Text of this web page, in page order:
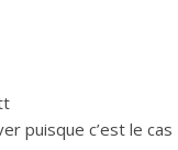
puisque c’est le cas